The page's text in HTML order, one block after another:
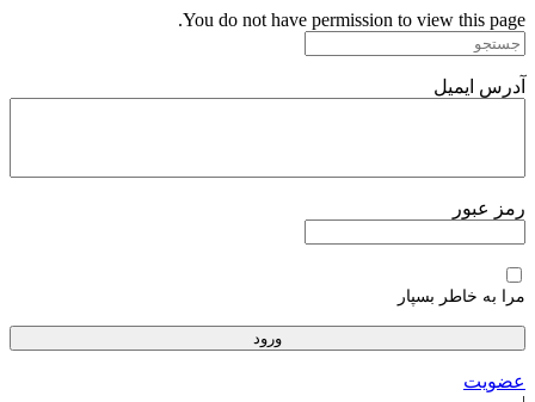
پرش
به
You do not have permission to view this page.
آدرس ایمیل
رمز عبور
مرا به خاطر بسپار
عضویت